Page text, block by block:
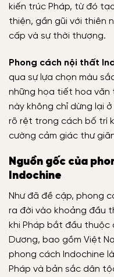
kiến trúc Pháp, từ đó
thiện, gần gũi với thiên
cấp và sự thời thượng.
Phong cách nội thất
qua sự lựa chọn màu
những họa tiết hoa
này không chỉ dừng lại
rõ rệt trong cách bố trí
cường cảm giác thư
Nguồn gốc của
Indochine
Như đã đề cập, phong
ra đời vào khoảng đầu
khi Pháp bắt đầu
Dương, bao gồm Việt
phong cách Indochine
Pháp và bản sắc dân